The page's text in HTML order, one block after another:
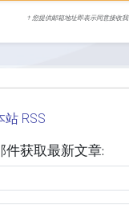
† 您提供邮箱地址即表示同意接收我
站 RSS
件获取最新文章: